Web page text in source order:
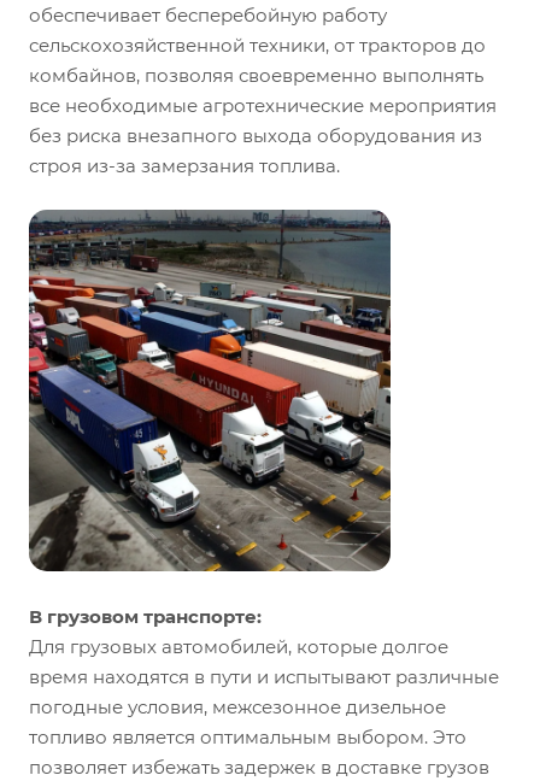
обеспечивает бесперебойную работу
сельскохозяйственной техники, от тракторов до
комбайнов, позволяя своевременно выполнять
все необходимые агротехнические мероприятия
без риска внезапного выхода оборудования из
строя из-за замерзания топлива.
В грузовом транспорте:
Для грузовых автомобилей, которые долгое
время находятся в пути и испытывают различные
погодные условия, межсезонное дизельное
топливо является оптимальным выбором. Это
позволяет избежать задержек в доставке грузов